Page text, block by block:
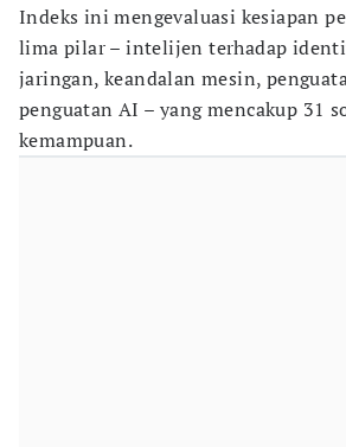
Indeks ini mengevaluasi kesiapan
lima pilar – intelijen terhadap
jaringan, keandalan mesin,
penguatan AI – yang mencakup 31
kemampuan.